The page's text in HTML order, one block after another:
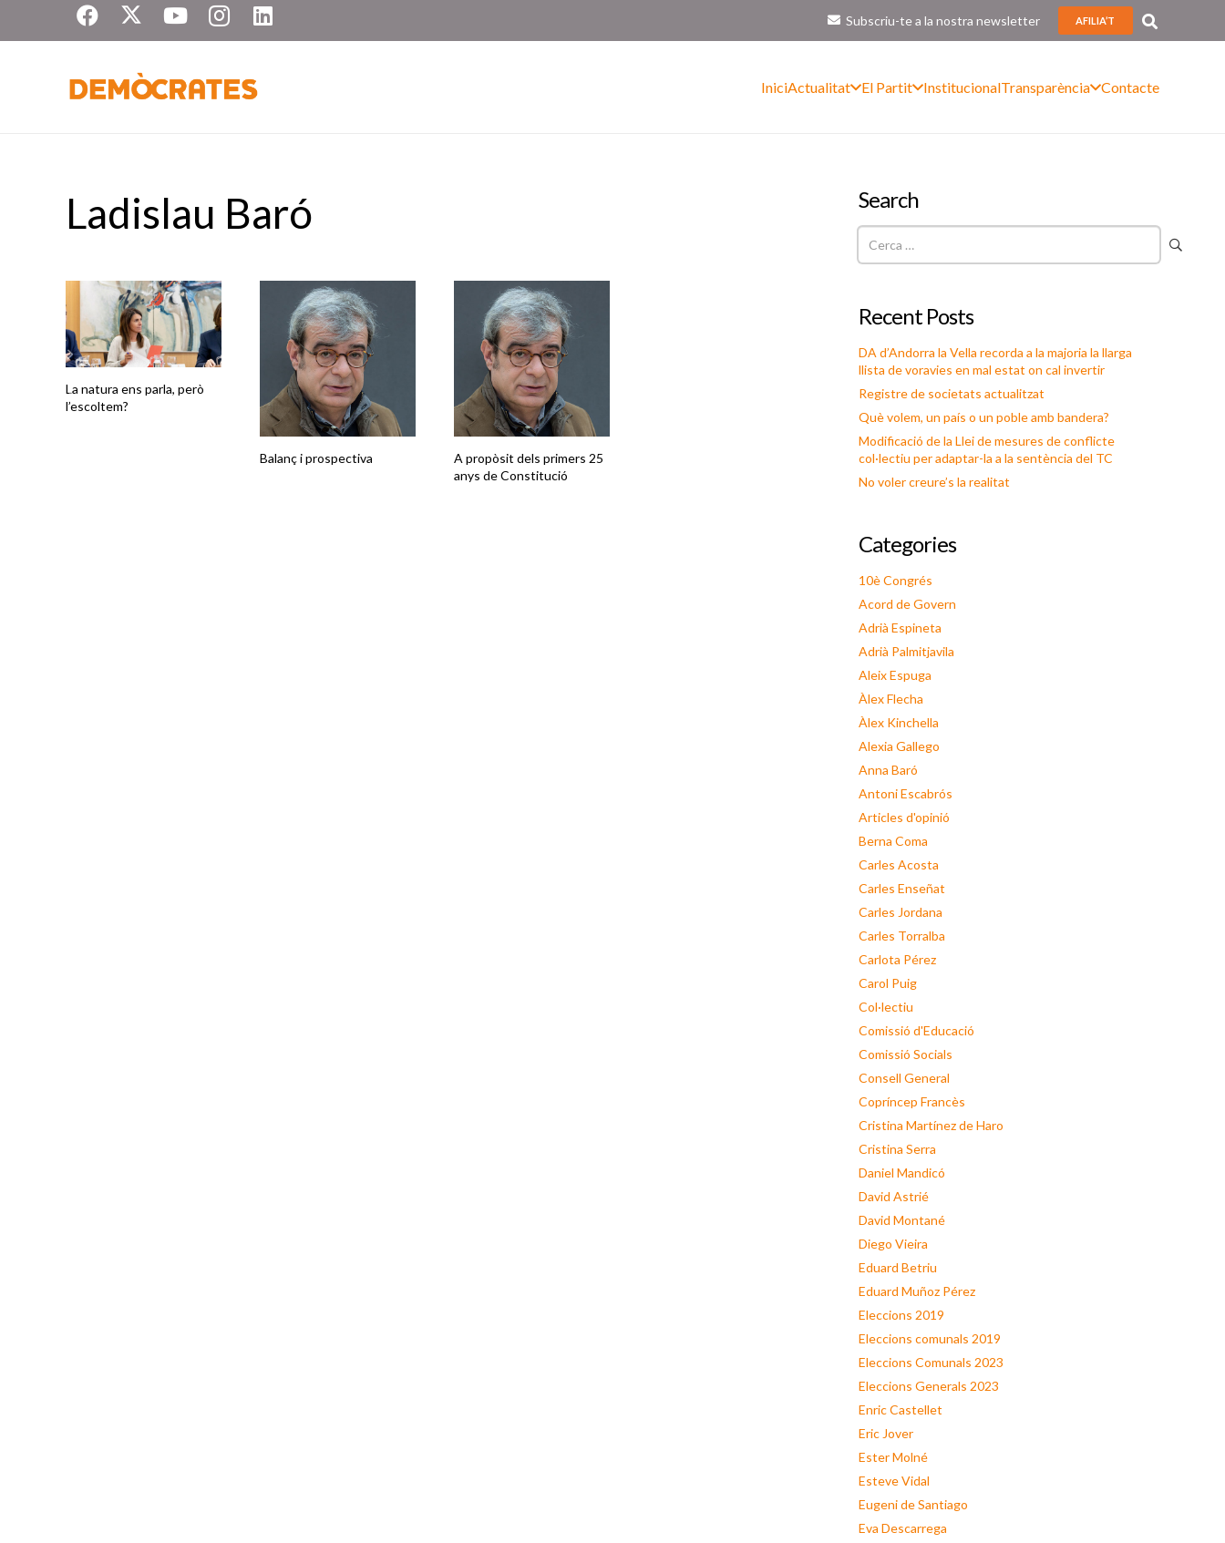
Subscriu-te a la nostra newsletter AFILIA’T
IniciActualitat El Partit InstitucionalTransparència Contacte
Ladislau Baró
La natura ens parla, però
l’escoltem?
Balanç i prospectiva
A propòsit dels primers 25
anys de Constitució
Search
Recent Posts
DA d’Andorra la Vella recorda a la majoria la llarga
llista de voravies en mal estat on cal invertir
Registre de societats actualitzat
Què volem, un país o un poble amb bandera?
Modificació de la Llei de mesures de conflicte
col·lectiu per adaptar-la a la sentència del TC
No voler creure’s la realitat
Categories
10è Congrés
Acord de Govern
Adrià Espineta
Adrià Palmitjavila
Aleix Espuga
Àlex Flecha
Àlex Kinchella
Alexia Gallego
Anna Baró
Antoni Escabrós
Articles d'opinió
Berna Coma
Carles Acosta
Carles Enseñat
Carles Jordana
Carles Torralba
Carlota Pérez
Carol Puig
Col·lectiu
Comissió d'Educació
Comissió Socials
Consell General
Copríncep Francès
Cristina Martínez de Haro
Cristina Serra
Daniel Mandicó
David Astrié
David Montané
Diego Vieira
Eduard Betriu
Eduard Muñoz Pérez
Eleccions 2019
Eleccions comunals 2019
Eleccions Comunals 2023
Eleccions Generals 2023
Enric Castellet
Eric Jover
Ester Molné
Esteve Vidal
Eugeni de Santiago
Eva Descarrega